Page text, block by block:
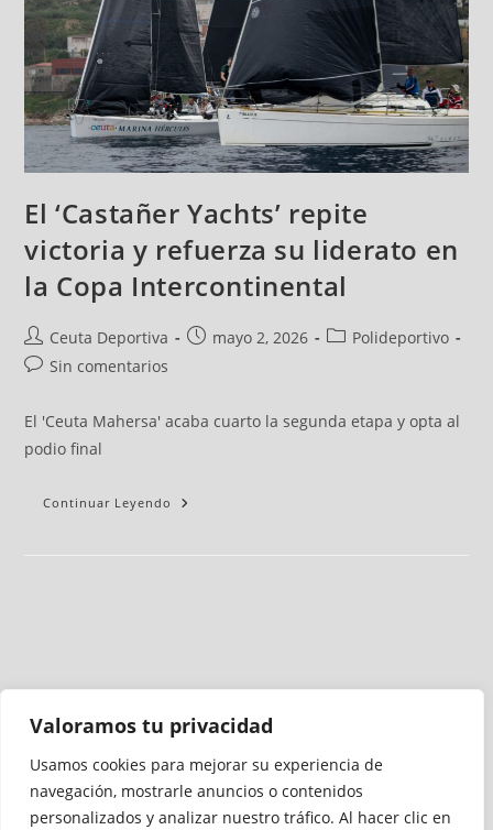
Valoramos tu privacidad
Usamos cookies para mejorar su experiencia de
navegación, mostrarle anuncios o contenidos
personalizados y analizar nuestro tráfico. Al hacer clic en
El ‘Castañer Yachts’ repite
victoria y refuerza su liderato en
la Copa Intercontinental
Ceuta Deportiva mayo 2, 2026
Polideportivo
Sin comentarios
El 'Ceuta Mahersa' acaba cuarto la segunda etapa y opta al
podio final
Continuar Leyendo
Medio auditado por